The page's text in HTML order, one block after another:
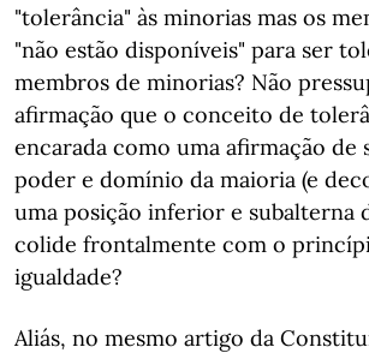
"tolerância" às minorias mas os
"não estão disponíveis" para ser
membros de minorias? Não
afirmação que o conceito de
encarada como uma afirmação de
poder e domínio da maioria (e
uma posição inferior e subalterna
colide frontalmente com o
igualdade?
Aliás, no mesmo artigo da